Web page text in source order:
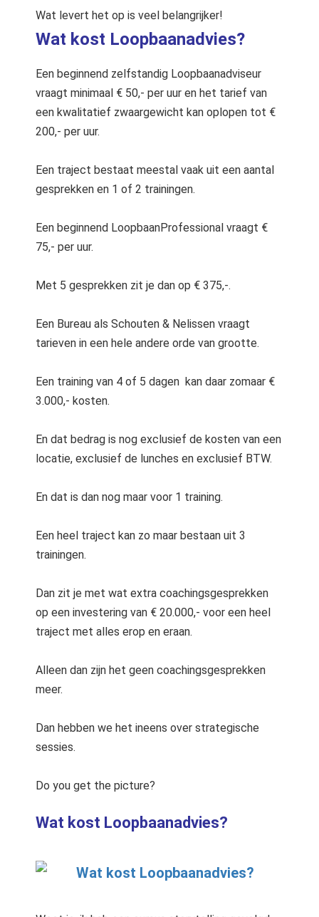
Wat levert het op is veel belangrijker!
Wat kost Loopbaanadvies?
Een beginnend zelfstandig Loopbaanadviseur
vraagt minimaal € 50,- per uur en het tarief van
een kwalitatief zwaargewicht kan oplopen tot €
200,- per uur.
Een traject bestaat meestal vaak uit een aantal
gesprekken en 1 of 2 trainingen.
Een beginnend LoopbaanProfessional vraagt €
75,- per uur.
Met 5 gesprekken zit je dan op € 375,-.
Een Bureau als Schouten & Nelissen vraagt
tarieven in een hele andere orde van grootte.
Een training van 4 of 5 dagen kan daar zomaar €
3.000,- kosten.
En dat bedrag is nog exclusief de kosten van een
locatie, exclusief de lunches en exclusief BTW.
En dat is dan nog maar voor 1 training.
Een heel traject kan zo maar bestaan uit 3
trainingen.
Dan zit je met wat extra coachingsgesprekken
op een investering van € 20.000,- voor een heel
traject met alles erop en eraan.
Alleen dan zijn het geen coachingsgesprekken
meer.
Dan hebben we het ineens over strategische
sessies.
Do you get the picture?
Wat kost Loopbaanadvies?